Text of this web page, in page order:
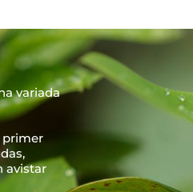
variada
primer
avistar